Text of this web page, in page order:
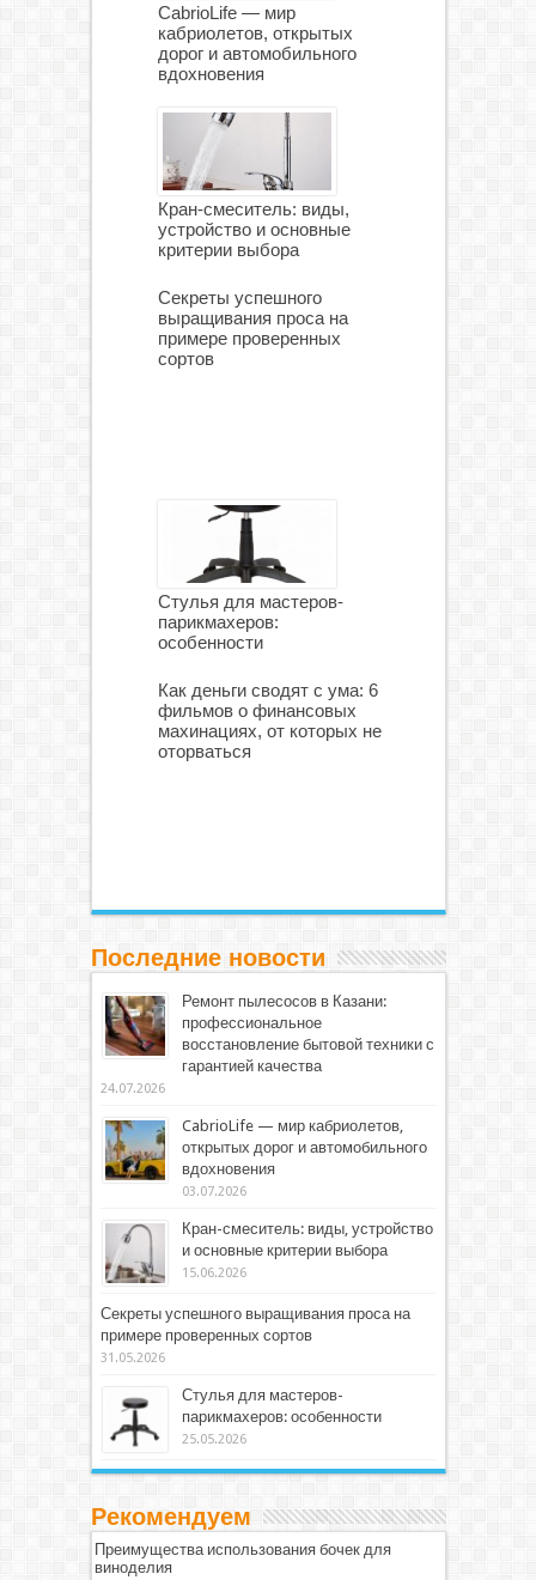
CabrioLife — мир
кабриолетов, открытых
дорог и автомобильного
вдохновения
Кран-смеситель: виды,
устройство и основные
критерии выбора
Секреты успешного
выращивания проса на
примере проверенных
сортов
Стулья для мастеров-
парикмахеров:
особенности
Как деньги сводят с ума: 6
фильмов о финансовых
махинациях, от которых не
оторваться
Последние новости
Ремонт пылесосов в Казани:
профессиональное
восстановление бытовой техники с
гарантией качества
24.07.2026
CabrioLife — мир кабриолетов,
открытых дорог и автомобильного
вдохновения
03.07.2026
Кран-смеситель: виды, устройство
и основные критерии выбора
15.06.2026
Секреты успешного выращивания проса на
примере проверенных сортов
31.05.2026
Стулья для мастеров-
парикмахеров: особенности
25.05.2026
Рекомендуем
Преимущества использования бочек для
виноделия